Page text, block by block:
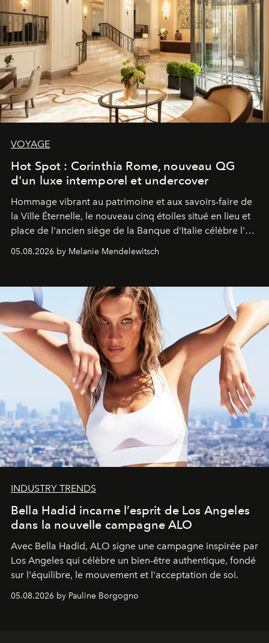
VOYAGE
Hot Spot : Corinthia Rome, nouveau QG
d'un luxe intemporel et undercover
Hommage vibrant au patrimoine et aux savoirs-faire de
la Ville Éternelle, le nouveau cinq étoiles situé en lieu et
place de l'ancien siège de la Banque d'Italie célèbre l'art
05.08.2026 by Melanie Mendelewitsch
INDUSTRY TRENDS
Bella Hadid incarne l’esprit de Los Angeles
dans la nouvelle campagne ALO
Avec Bella Hadid, ALO signe une campagne inspirée par
Los Angeles qui célèbre un bien-être authentique, fondé
sur l'équilibre, le mouvement et l'acceptation de soi.
05.08.2026 by Pauline Borgogno